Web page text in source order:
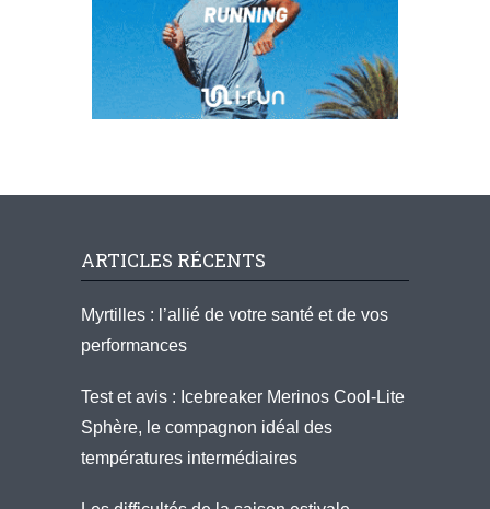
ARTICLES RÉCENTS
Myrtilles : l’allié de votre santé et de vos
performances
Test et avis : Icebreaker Merinos Cool-Lite
Sphère, le compagnon idéal des
températures intermédiaires